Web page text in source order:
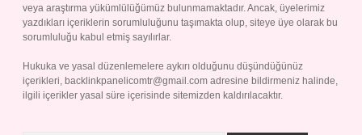
veya araştırma yükümlülüğümüz bulunmamaktadır. Ancak, üyelerimiz
yazdıkları içeriklerin sorumluluğunu taşımakta olup, siteye üye olarak bu
sorumluluğu kabul etmiş sayılırlar.
Hukuka ve yasal düzenlemelere aykırı olduğunu düşündüğünüz
içerikleri, backlinkpanelicomtr@gmail.com adresine bildirmeniz halinde,
ilgili içerikler yasal süre içerisinde sitemizden kaldırılacaktır.